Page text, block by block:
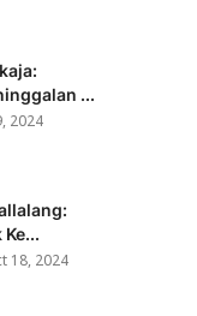
...
2024
18, 2024